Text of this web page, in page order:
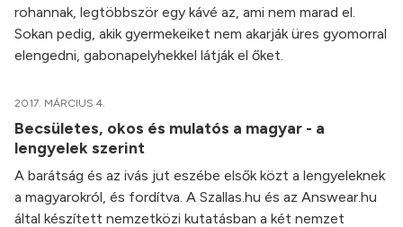
rohannak, legtöbbször egy kávé az, ami nem marad el.
Sokan pedig, akik gyermekeiket nem akarják üres gyomorral
elengedni, gabonapelyhekkel látják el őket.
2017. MÁRCIUS 4.
Becsületes, okos és mulatós a magyar - a
lengyelek szerint
A barátság és az ivás jut eszébe elsők közt a lengyeleknek
a magyarokról, és fordítva. A Szallas.hu és az Answear.hu
által készített nemzetközi kutatásban a két nemzet